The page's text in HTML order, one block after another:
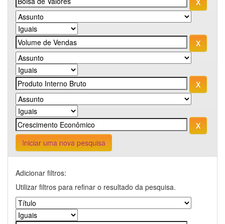
Iniciar uma nova pesquisa
Adicionar filtros:
Utilizar filtros para refinar o resultado da pesquisa.